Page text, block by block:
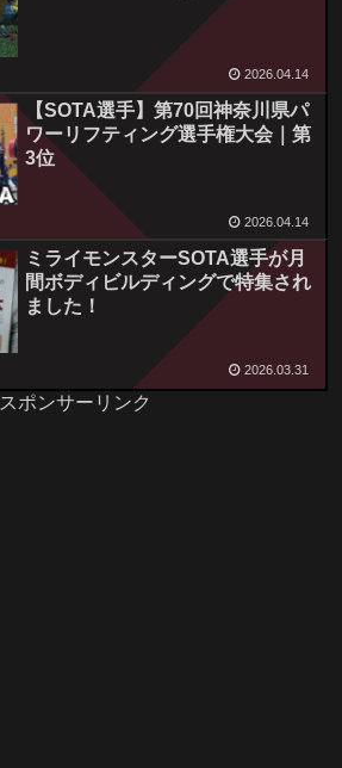
2026.04.14
【SOTA選手】第70回神奈川県パ
ワーリフティング選手権大会｜第
3位
2026.04.14
ミライモンスターSOTA選手が月
間ボディビルディングで特集され
ました！
2026.03.31
スポンサーリンク